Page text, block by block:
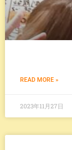
READ MORE »
2023年11月27日